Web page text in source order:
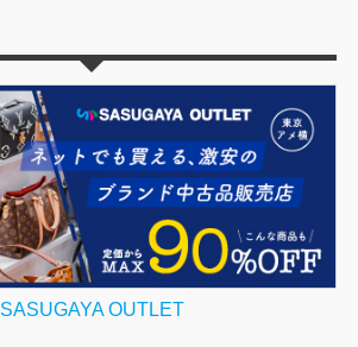
SASUGAYA OUTLET